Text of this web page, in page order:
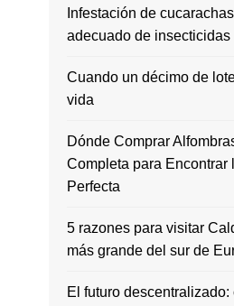
Infestación de
adecuado de insecticidas
Cuando un décimo de
vida
Dónde Comprar
Completa para Encontrar
Perfecta
5 razones para visitar
más grande del sur de
El futuro